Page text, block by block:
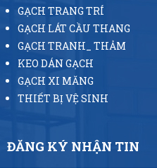
GẠCH TRANG TRÍ
GẠCH LÁT CẦU THANG
GẠCH TRANH_ THẢM
KEO DÁN GẠCH
GẠCH XI MĂNG
THIẾT BỊ VỆ SINH
ĐĂNG KÝ NHẬN TIN